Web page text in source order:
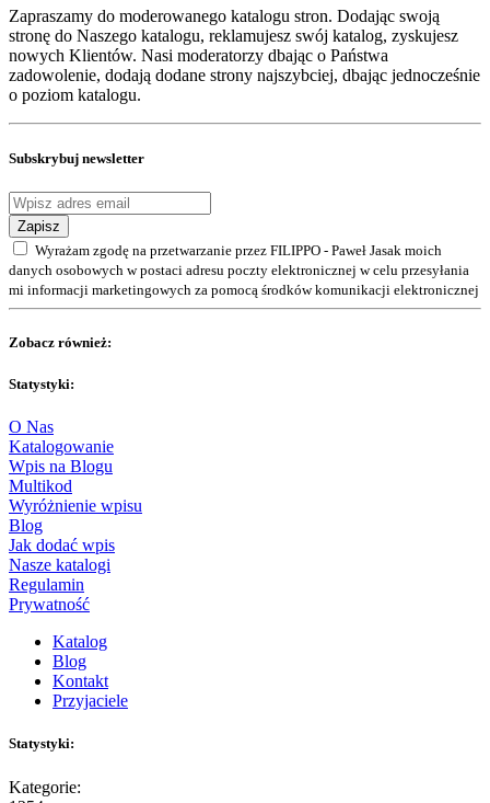
Zapraszamy do moderowanego katalogu stron. Dodając swoją
stronę do Naszego katalogu, reklamujesz swój katalog, zyskujesz
nowych Klientów. Nasi moderatorzy dbając o Państwa
zadowolenie, dodają dodane strony najszybciej, dbając jednocześnie
o poziom katalogu.
Subskrybuj newsletter
Zapisz
Wyrażam zgodę na przetwarzanie przez FILIPPO - Paweł Jasak moich
danych osobowych w postaci adresu poczty elektronicznej w celu przesyłania
mi informacji marketingowych za pomocą środków komunikacji elektronicznej
Zobacz również:
Statystyki:
O Nas
Katalogowanie
Wpis na Blogu
Multikod
Wyróżnienie wpisu
Blog
Jak dodać wpis
Nasze katalogi
Regulamin
Prywatność
Katalog
Blog
Kontakt
Przyjaciele
Statystyki:
Kategorie: